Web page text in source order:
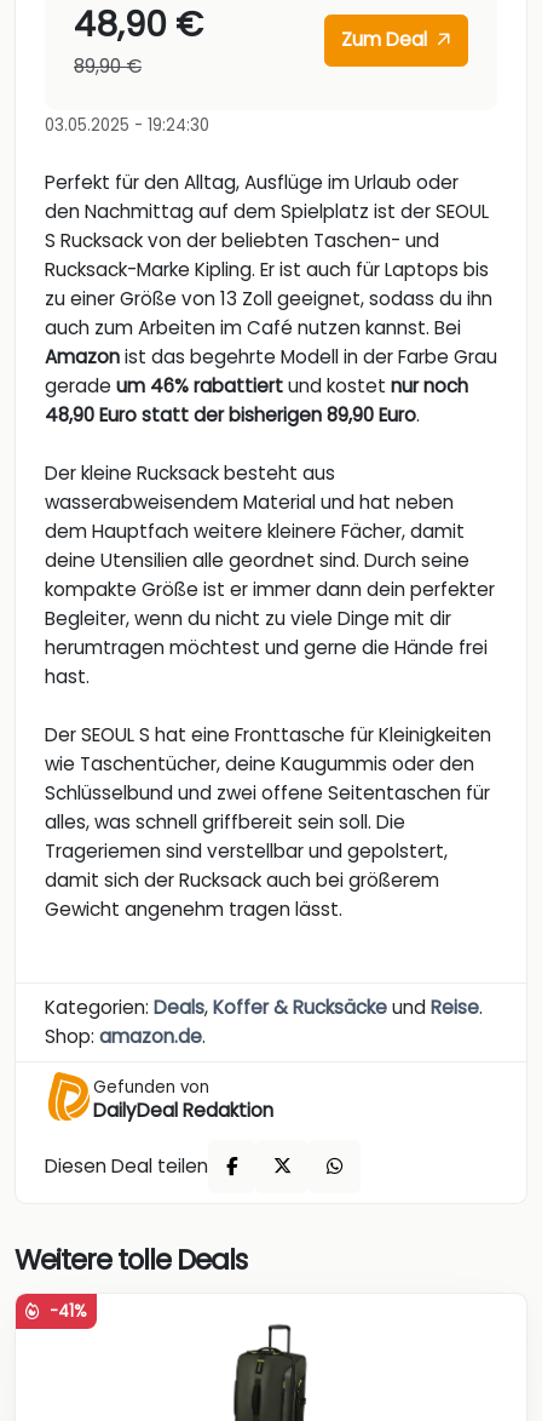
48,90 €
89,90 €
Zum Deal
03.05.2025 - 19:24:30
Perfekt für den Alltag, Ausflüge im Urlaub oder
den Nachmittag auf dem Spielplatz ist der SEOUL
S Rucksack von der beliebten Taschen- und
Rucksack-Marke Kipling. Er ist auch für Laptops bis
zu einer Größe von 13 Zoll geeignet, sodass du ihn
auch zum Arbeiten im Café nutzen kannst. Bei
Amazonist das begehrte Modell in der Farbe Grau
gerade um 46% rabattiertund kostet nur noch
48,90 Euro statt der bisherigen 89,90 Euro.
Der kleine Rucksack besteht aus
wasserabweisendem Material und hat neben
dem Hauptfach weitere kleinere Fächer, damit
deine Utensilien alle geordnet sind. Durch seine
kompakte Größe ist er immer dann dein perfekter
Begleiter, wenn du nicht zu viele Dinge mit dir
herumtragen möchtest und gerne die Hände frei
hast.
Der SEOUL S hat eine Fronttasche für Kleinigkeiten
wie Taschentücher, deine Kaugummis oder den
Schlüsselbund und zwei offene Seitentaschen für
alles, was schnell griffbereit sein soll. Die
Trageriemen sind verstellbar und gepolstert,
damit sich der Rucksack auch bei größerem
Gewicht angenehm tragen lässt.
Kategorien: Deals,Koffer & RucksäckeundReise.
Shop: amazon.de.
Gefunden von
DailyDeal Redaktion
Diesen Deal teilen
Weitere tolle Deals
-41%